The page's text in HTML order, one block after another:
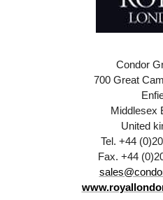
Condor
700 Great
Middlesex
United
Tel. +44
Fax. +44